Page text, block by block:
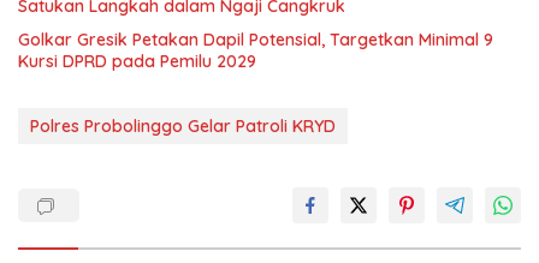
Satukan Langkah dalam Ngaji Cangkruk
Golkar Gresik Petakan Dapil Potensial, Targetkan Minimal 9
Kursi DPRD pada Pemilu 2029
Polres Probolinggo Gelar Patroli KRYD